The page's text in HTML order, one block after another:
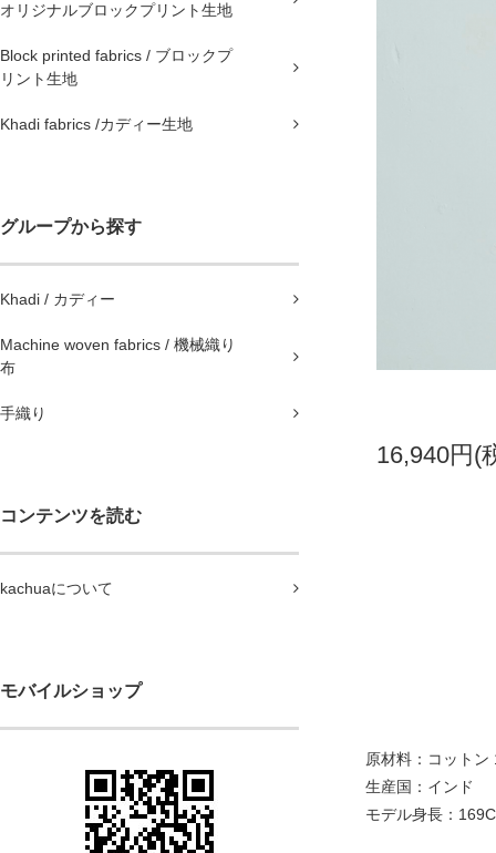
オリジナルブロックプリント生地
Block printed fabrics / ブロックプ
リント生地
Khadi fabrics /カディー生地
グループから探す
Khadi / カディー
Machine woven fabrics / 機械織り
布
手織り
コンテンツを読む
kachuaについて
モバイルショップ
16,940円(
原材料：コットン
生産国：インド
モデル身長：